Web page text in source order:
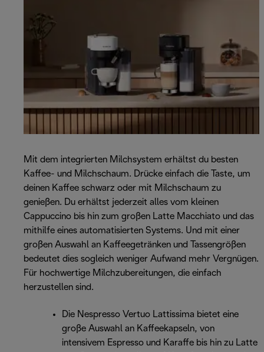
Mit dem integrierten Milchsystem erhältst du besten
Kaffee- und Milchschaum. Drücke einfach die Taste, um
deinen Kaffee schwarz oder mit Milchschaum zu
genießen. Du erhältst jederzeit alles vom kleinen
Cappuccino bis hin zum großen Latte Macchiato und das
mithilfe eines automatisierten Systems. Und mit einer
großen Auswahl an Kaffeegetränken und Tassengrößen
bedeutet dies sogleich weniger Aufwand mehr Vergnügen.
Für hochwertige Milchzubereitungen, die einfach
herzustellen sind.
Die Nespresso Vertuo Lattissima bietet eine
große Auswahl an Kaffeekapseln, von
intensivem Espresso und Karaffe bis hin zu Latte